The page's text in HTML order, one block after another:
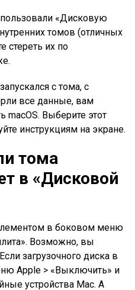
«Дисковую
томов (отличных
стереть их по
с тома, с
все данные, вам
macOS. Выберите этот
инструкциям на экране.
тома
в «Дисковой
в боковом меню
Возможно, вы
загрузочного диска в
Apple > «Выключить» и
устройства Mac. А